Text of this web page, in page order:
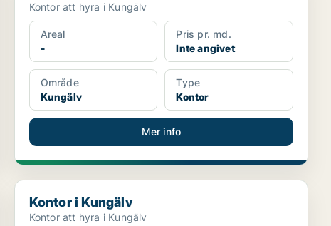
Kontor att hyra i Kungälv
Areal
-
Pris pr. md.
Inte angivet
Område
Kungälv
Type
Kontor
Mer info
Kontor i Kungälv
Kontor i Kungälv
Kontor att hyra i Kungälv